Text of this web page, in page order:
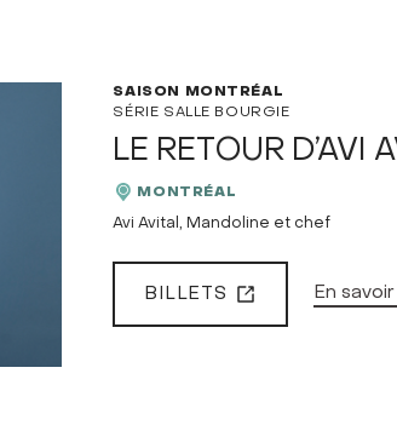
SAISON MONTRÉAL
SÉRIE SALLE BOURGIE
LE RETOUR D’AVI
MONTRÉAL
Avi Avital, Mandoline et chef
BILLETS En